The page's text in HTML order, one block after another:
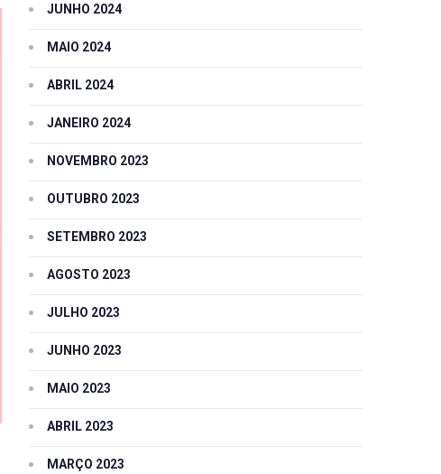
JUNHO 2024
MAIO 2024
ABRIL 2024
JANEIRO 2024
NOVEMBRO 2023
OUTUBRO 2023
SETEMBRO 2023
AGOSTO 2023
JULHO 2023
JUNHO 2023
MAIO 2023
ABRIL 2023
MARÇO 2023